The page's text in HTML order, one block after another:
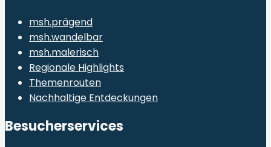
msh.prägend
msh.wandelbar
msh.malerisch
Regionale Highlights
Themenrouten
Nachhaltige Entdeckungen
Besucherservices